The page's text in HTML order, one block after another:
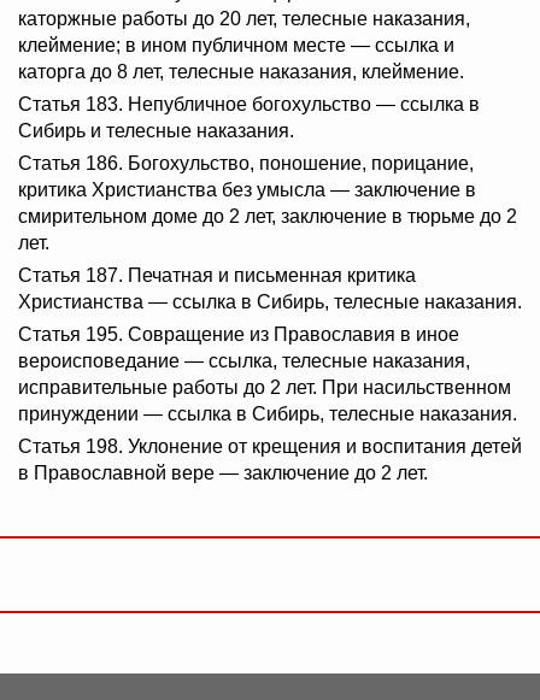
каторжные работы до 20 лет, телесные наказания,
клеймение; в ином публичном месте — ссылка и
каторга до 8 лет, телесные наказания, клеймение.
Статья 183. Непубличное богохульство — ссылка в
Сибирь и телесные наказания.
Статья 186. Богохульство, поношение, порицание,
критика Христианства без умысла — заключение в
смирительном доме до 2 лет, заключение в тюрьме до 2
лет.
Статья 187. Печатная и письменная критика
Христианства — ссылка в Сибирь, телесные наказания.
Статья 195. Совращение из Православия в иное
вероисповедание — ссылка, телесные наказания,
исправительные работы до 2 лет. При насильственном
принуждении — ссылка в Сибирь, телесные наказания.
Статья 198. Уклонение от крещения и воспитания детей
в Православной вере — заключение до 2 лет.